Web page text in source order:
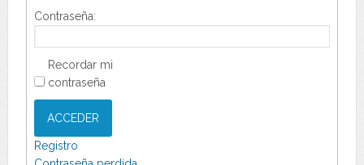
Contraseña:
Recordar mi
contraseña
ACCEDER
Registro